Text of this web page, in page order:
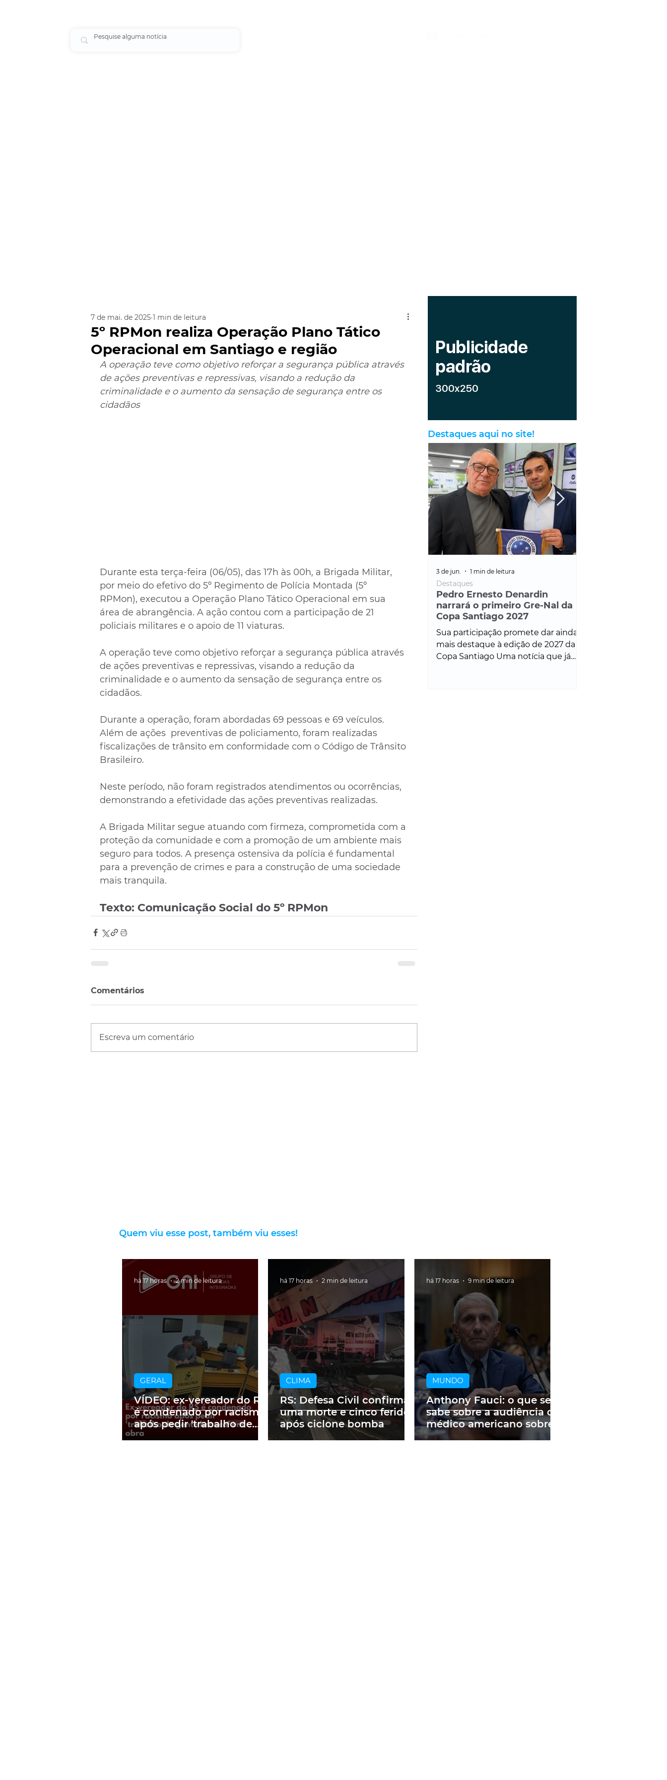
5º RPMon realiza Operação Plano Tático
Operacional em Santiago e região
7 de mai. de 2025 1 min de leitura
A operação teve como objetivo reforçar a segurança pública através
de ações preventivas e repressivas, visando a redução da
criminalidade e o aumento da sensação de segurança entre os
cidadãos
Durante esta terça-feira (06/05), das 17h às 00h, a Brigada Militar,
por meio do efetivo do 5º Regimento de Polícia Montada (5º
RPMon), executou a Operação Plano Tático Operacional em sua
área de abrangência. A ação contou com a participação de 21
policiais militares e o apoio de 11 viaturas.
A operação teve como objetivo reforçar a segurança pública através
de ações preventivas e repressivas, visando a redução da
criminalidade e o aumento da sensação de segurança entre os
cidadãos.
Durante a operação, foram abordadas 69 pessoas e 69 veículos.
Além de ações  preventivas de policiamento, foram realizadas
fiscalizações de trânsito em conformidade com o Código de Trânsito
Brasileiro.
Neste período, não foram registrados atendimentos ou ocorrências,
demonstrando a efetividade das ações preventivas realizadas.
A Brigada Militar segue atuando com firmeza, comprometida com a
proteção da comunidade e com a promoção de um ambiente mais
seguro para todos. A presença ostensiva da polícia é fundamental
para a prevenção de crimes e para a construção de uma sociedade
mais tranquila.
Texto: Comunicação Social do 5º RPMon
Comentários
Escreva um comentário
Destaques aqui no site!
Pedro Ernesto Denardin
narrará o primeiro Gre-Nal da
Copa Santiago 2027
Sua participação promete dar ainda
mais destaque à edição de 2027 da
Copa Santiago Uma notícia que já
Destaques
3 de jun. 1 min de leitura
Quem viu esse post, também viu esses!
VÍDEO: ex-vereador do RS
é condenado por racismo
após pedir 'trabalho de
gente branca' em obra
GERAL
há 17 horas 2 min de leitura
RS: Defesa Civil confirma
uma morte e cinco feridos
após ciclone bomba
CLIMA
há 17 horas 2 min de leitura
Anthony Fauci: o que se
sabe sobre a audiência do
médico americano sobre
a pandemia e as fake
MUNDO
há 17 horas 9 min de leitura